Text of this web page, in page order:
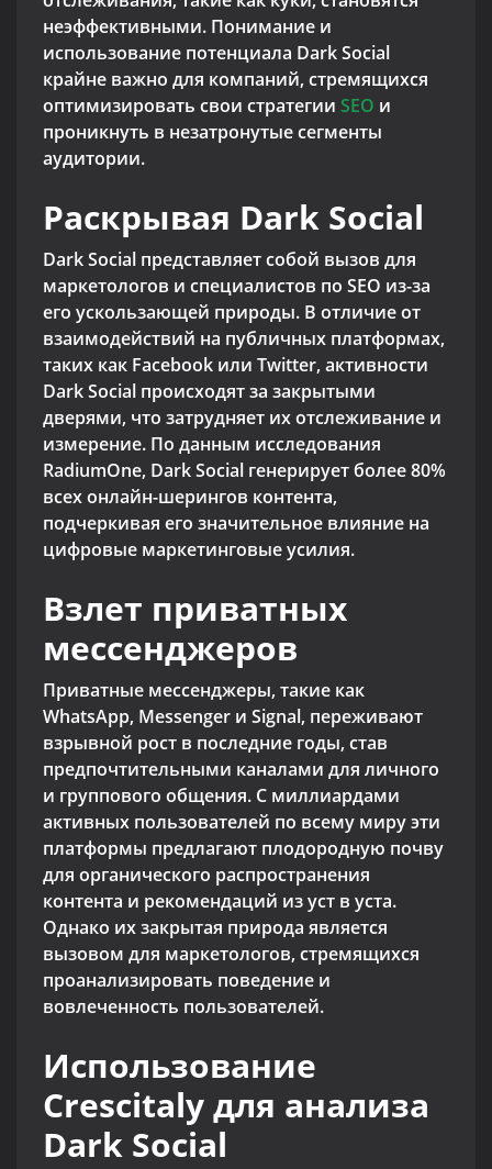
неэффективными. Понимание и
использование потенциала Dark Social
крайне важно для компаний, стремящихся
оптимизировать свои стратегии SEO и
проникнуть в незатронутые сегменты
аудитории.
Раскрывая Dark Social
Dark Social представляет собой вызов для
маркетологов и специалистов по SEO из-за
его ускользающей природы. В отличие от
взаимодействий на публичных платформах,
таких как Facebook или Twitter, активности
Dark Social происходят за закрытыми
дверями, что затрудняет их отслеживание и
измерение. По данным исследования
RadiumOne, Dark Social генерирует более 80%
всех онлайн-шерингов контента,
подчеркивая его значительное влияние на
цифровые маркетинговые усилия.
Взлет приватных
мессенджеров
Приватные мессенджеры, такие как
WhatsApp, Messenger и Signal, переживают
взрывной рост в последние годы, став
предпочтительными каналами для личного
и группового общения. С миллиардами
активных пользователей по всему миру эти
платформы предлагают плодородную почву
для органического распространения
контента и рекомендаций из уст в уста.
Однако их закрытая природа является
вызовом для маркетологов, стремящихся
проанализировать поведение и
вовлеченность пользователей.
Использование
Crescitaly для анализа
Dark Social